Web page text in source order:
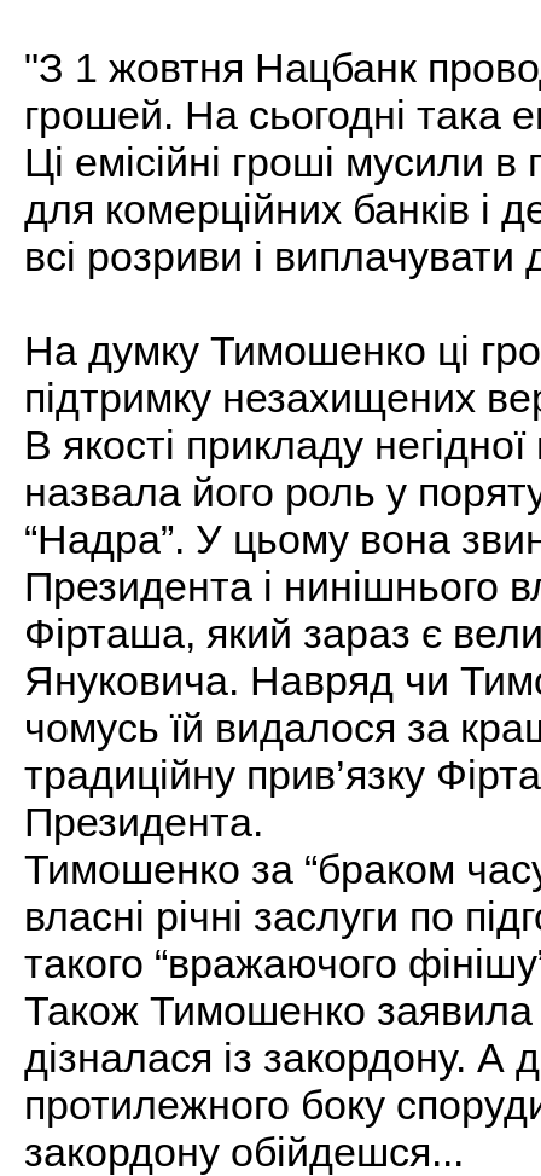
"З 1 жовтня Нацбанк
грошей. На сьогодні така
Ці емісійні гроші мусили
для комерційних банків і
всі розриви і
На думку Тимошенко ці
підтримку незахищених
В якості прикладу
назвала його роль у
“Надра”. У цьому вона
Президента і нинішнього
Фірташа, який зараз є
Януковича. Навряд чи
чомусь їй видалося за
традиційну прив’язку
Президента.
Тимошенко за “браком
власні річні заслуги по
такого “вражаючого
Також Тимошенко заявила
дізналася із закордону.
протилежного боку
закордону обійдешся...